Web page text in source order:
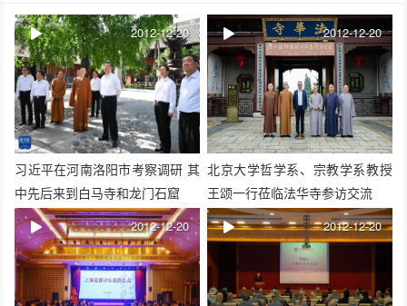
习近平在河南洛阳市考察调研 其
中先后来到白马寺和龙门石窟
2012-12-20
北京大学哲学系、宗教学系教授
王颂一行莅临法华寺参访交流
2012-12-20
2012-12-20 2012-12-20